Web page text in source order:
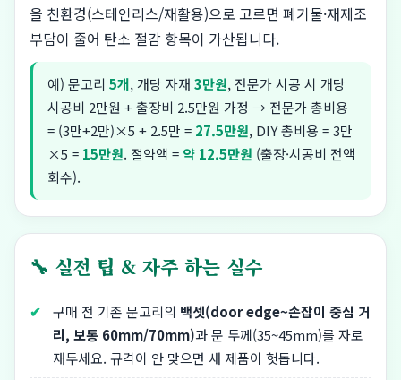
을 친환경(스테인리스/재활용)으로 고르면 폐기물·재제조
부담이 줄어 탄소 절감 항목이 가산됩니다.
예) 문고리 5개, 개당 자재 3만원, 전문가 시공 시 개당
시공비 2만원 + 출장비 2.5만원 가정 → 전문가 총비용
= (3만+2만)×5 + 2.5만 = 27.5만원, DIY 총비용 = 3만
×5 = 15만원. 절약액 = 약 12.5만원 (출장·시공비 전액
회수).
🔧 실전 팁 & 자주 하는 실수
구매 전 기존 문고리의 백셋(door edge~손잡이 중심 거
리, 보통 60mm/70mm)과 문 두께(35~45mm)를 자로
재두세요. 규격이 안 맞으면 새 제품이 헛돕니다.